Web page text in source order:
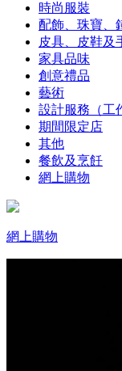
時尚服裝
配飾、珠寶、
皮具、皮鞋及
家具品味
創意禮品
藝術
設計服務（工
期間限定店
其他
餐飲及烹飪
網上購物
網上購物